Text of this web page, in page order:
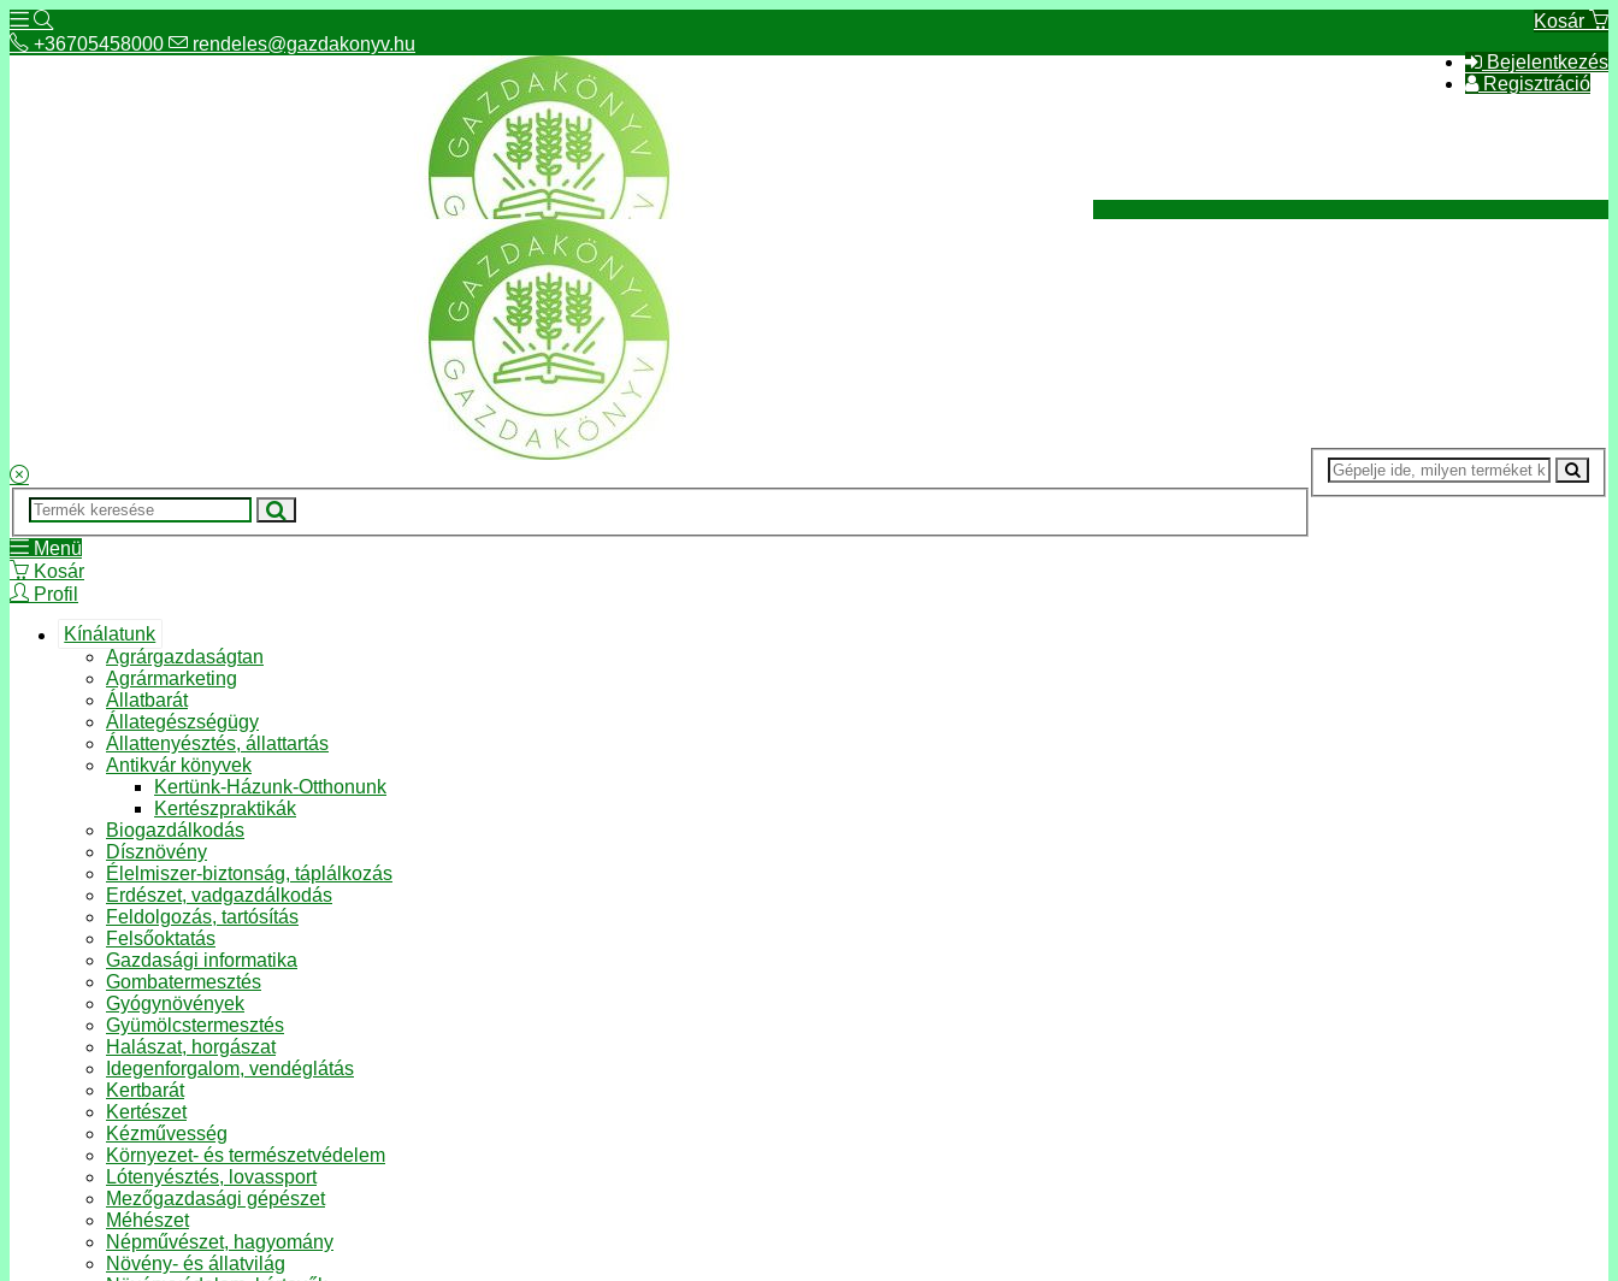
Kosár
Bejelentkezés
Regisztráció
+36705458000 rendeles@gazdakonyv.hu
Menü
Kosár
Profil
Kínálatunk
Agrárgazdaságtan
Agrármarketing
Állatbarát
Állategészségügy
Állattenyésztés, állattartás
Antikvár könyvek
Kertünk-Házunk-Otthonunk
Kertészpraktikák
Biogazdálkodás
Dísznövény
Élelmiszer-biztonság, táplálkozás
Erdészet, vadgazdálkodás
Feldolgozás, tartósítás
Felsőoktatás
Gazdasági informatika
Gombatermesztés
Gyógynövények
Gyümölcstermesztés
Halászat, horgászat
Idegenforgalom, vendéglátás
Kertbarát
Kertészet
Kézművesség
Környezet- és természetvédelem
Lótenyésztés, lovassport
Mezőgazdasági gépészet
Méhészet
Népművészet, hagyomány
Növény- és állatvilág